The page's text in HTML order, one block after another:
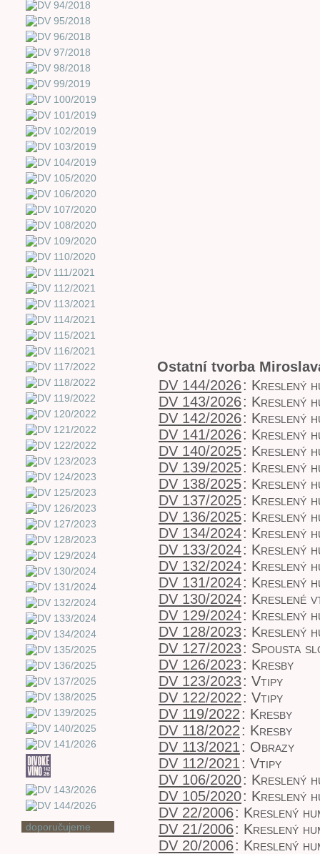
doporučujeme
Ostatní tvorba
DV 144/2026: Kreslený
DV 143/2026: Kreslený
DV 142/2026: Kreslený
DV 141/2026: Kreslený
DV 140/2025: Kreslený
DV 139/2025: Kreslený
DV 138/2025: Kreslený
DV 137/2025: Kreslený
DV 136/2025: Kreslený
DV 134/2024: Kreslený
DV 133/2024: Kreslený
DV 132/2024: Kreslený
DV 131/2024: Kreslený
DV 130/2024: Kreslené
DV 129/2024: Kreslený
DV 128/2023: Kreslený
DV 127/2023: Spousta
DV 126/2023: Kresby
DV 123/2023: Vtipy
DV 122/2022: Vtipy
DV 119/2022: Kresby
DV 118/2022: Kresby
DV 113/2021: Obrazy
DV 112/2021: Vtipy
DV 106/2020: Kreslený
DV 105/2020: Kreslený
DV 22/2006: Kreslený
DV 21/2006: Kreslený
DV 20/2006: Kreslený